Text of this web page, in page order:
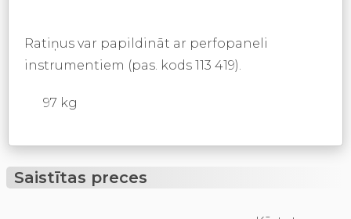
Ratiņus var papildināt ar perfopaneli
instrumentiem (pas. kods 113 419).
97 kg
Saistītas preces